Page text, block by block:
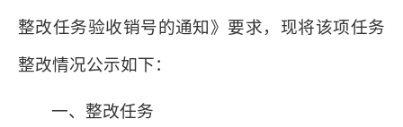
整改任务验收销号的通知》要求，现将该项任务
整改情况公示如下：
一、整改任务